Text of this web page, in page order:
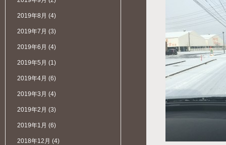
2019年8月 (4)
2019年7月 (3)
2019年6月 (4)
2019年5月 (1)
2019年4月 (6)
2019年3月 (4)
2019年2月 (3)
2019年1月 (6)
2018年12月 (4)